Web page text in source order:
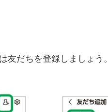
友だちを登録しましょう。